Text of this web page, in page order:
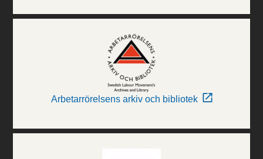
Arbetarrörelsens arkiv och bibliotek